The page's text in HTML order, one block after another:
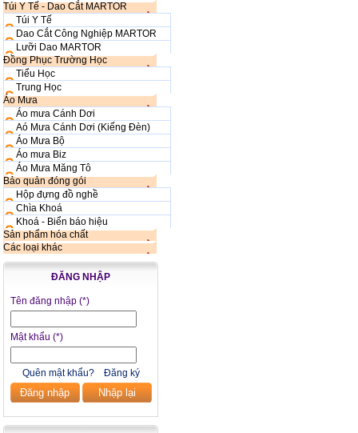
Túi Y Tế - Dao Cắt MARTOR
Túi Y Tế
Dao Cắt Công Nghiệp MARTOR
Lưỡi Dao MARTOR
Đồng Phục Trường Học
Tiểu Học
Trung Học
Áo Mưa
Áo mưa Cánh Dơi
Aó Mưa Cánh Dơi (Kiếng Đèn)
Áo Mưa Bộ
Áo mưa Biz
Áo Mưa Măng Tô
Bảo quản đóng gói
Hộp đựng đồ nghề
Chìa Khoá
Khoá - Biển báo hiệu
Sản phẩm hóa chất
Các loại khác
ĐĂNG NHẬP
Tên đăng nhập (*)
Mật khẩu (*)
Quên mật khẩu? Đăng ký
Đăng nhập Nhập lại